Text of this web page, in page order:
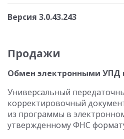
Версия 3.0.43.243
Продажи
Обмен электронными УПД
Универсальный
корректировочный
из программы в
утвержденному ФНС